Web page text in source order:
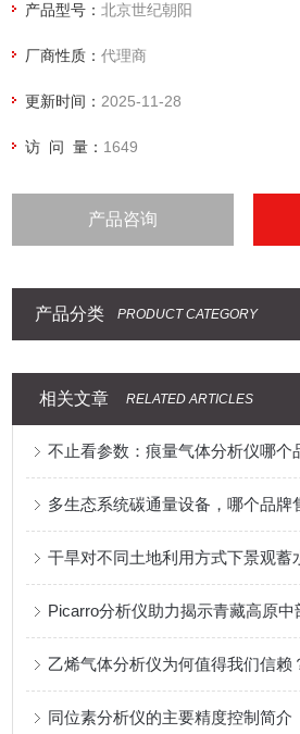
产品型号：北京世纪朝阳
厂商性质：代理商
更新时间： 2025-11-28
访 问 量： 1649
产品咨询
产品分类 PRODUCT CATEGORY
相关文章 RELATED ARTICLES
不止看参数：痕量气体分析仪哪个
多生态系统碳通量设备，哪个品牌
干旱对不同土地利用方式下景观蓄
Picarro分析仪助力揭示青藏高原
乙烯气体分析仪为何值得我们信赖
同位素分析仪的主要精度控制简介